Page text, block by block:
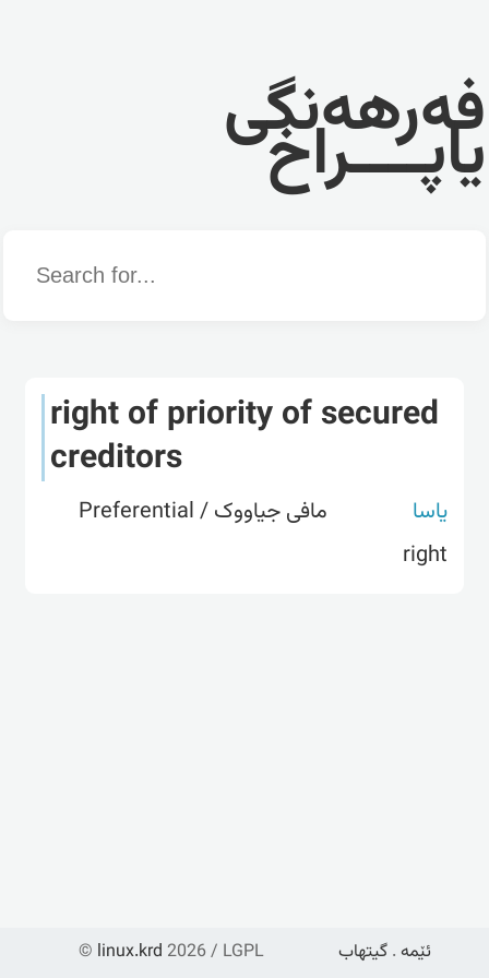
فەرهەنگی
یاپــــراخ
Word
right of priority of secured
creditors
یاسا
مافی جیاووک / Preferential
right
© linux.krd 2026 / LGPL ئێمە . گیتهاب